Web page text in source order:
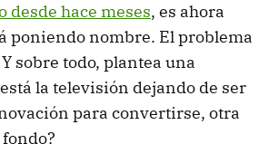
desde hace meses, es ahora
poniendo nombre. El problema
sobre todo, plantea una
la televisión dejando de ser
para convertirse, otra